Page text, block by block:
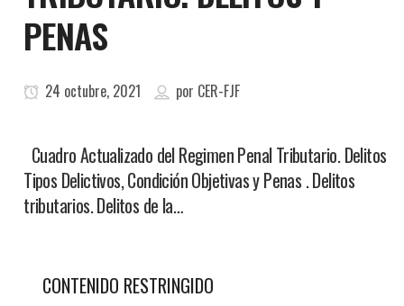
PENAS
24 octubre, 2021 por CER-FJF
Cuadro Actualizado del Regimen Penal Tributario. Delitos
Tipos Delictivos, Condición Objetivas y Penas . Delitos
tributarios. Delitos de la…
CONTENIDO RESTRINGIDO